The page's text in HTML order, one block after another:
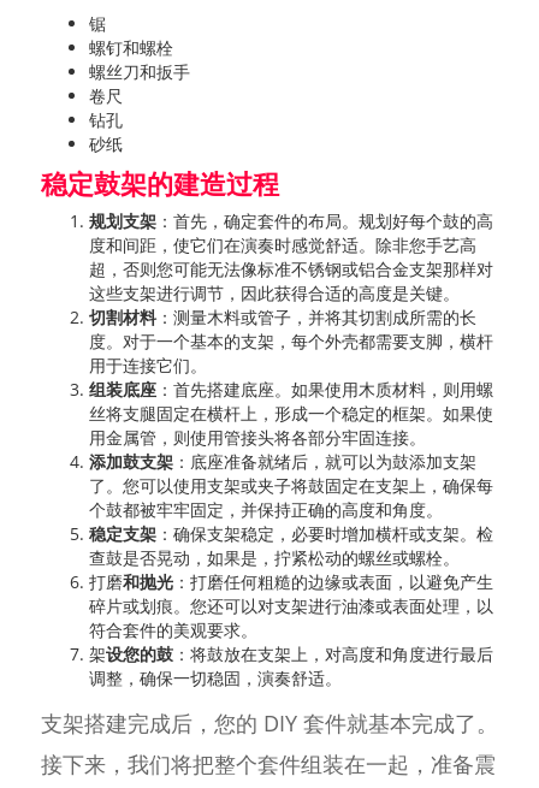
锯
螺钉和螺栓
螺丝刀和扳手
卷尺
钻孔
砂纸
稳定鼓架的建造过程
规划支架：首先，确定套件的布局。规划好每个鼓的高
度和间距，使它们在演奏时感觉舒适。除非您手艺高
超，否则您可能无法像标准不锈钢或铝合金支架那样对
这些支架进行调节，因此获得合适的高度是关键。
切割材料：测量木料或管子，并将其切割成所需的长
度。对于一个基本的支架，每个外壳都需要支脚，横杆
用于连接它们。
组装底座：首先搭建底座。如果使用木质材料，则用螺
丝将支腿固定在横杆上，形成一个稳定的框架。如果使
用金属管，则使用管接头将各部分牢固连接。
添加鼓支架：底座准备就绪后，就可以为鼓添加支架
了。您可以使用支架或夹子将鼓固定在支架上，确保每
个鼓都被牢牢固定，并保持正确的高度和角度。
稳定支架：确保支架稳定，必要时增加横杆或支架。检
查鼓是否晃动，如果是，拧紧松动的螺丝或螺栓。
打磨和抛光：打磨任何粗糙的边缘或表面，以避免产生
碎片或划痕。您还可以对支架进行油漆或表面处理，以
符合套件的美观要求。
架设您的鼓：将鼓放在支架上，对高度和角度进行最后
调整，确保一切稳固，演奏舒适。
支架搭建完成后，您的 DIY 套件就基本完成了。
接下来，我们将把整个套件组装在一起，准备震